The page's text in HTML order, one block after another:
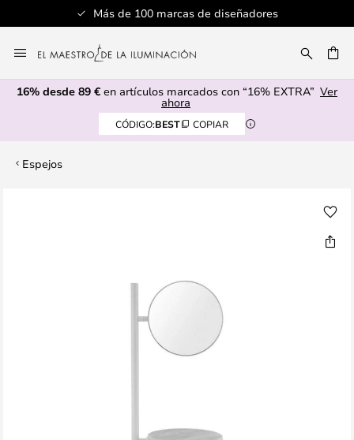
Más de 100 marcas de diseñadores
al
contenido
16% desde 89 € en artículos marcados con “16% EXTRA” Ver
ahora
CÓDIGO:BEST COPIAR
Espejos